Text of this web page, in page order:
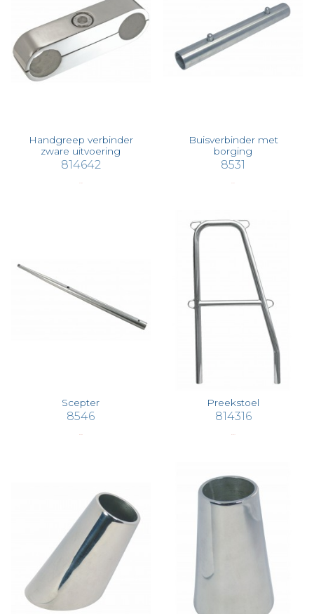
Handgreep verbinder
zware uitvoering
814642
Buisverbinder met
borging
8531
Scepter
8546
Preekstoel
814316